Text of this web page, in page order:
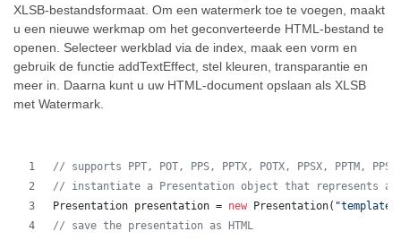
XLSB-bestandsformaat. Om een watermerk toe te voegen, maakt
u een nieuwe werkmap om het geconverteerde HTML-bestand te
openen. Selecteer werkblad via de index, maak een vorm en
gebruik de functie addTextEffect, stel kleuren, transparantie en
meer in. Daarna kunt u uw HTML-document opslaan als XLSB
met Watermark.
// supports PPT, POT, PPS, PPTX, POTX, PPSX, PPTM,
// instantiate a Presentation object that represents a
Presentation presentation = new Presentation(
// save the presentation as HTML